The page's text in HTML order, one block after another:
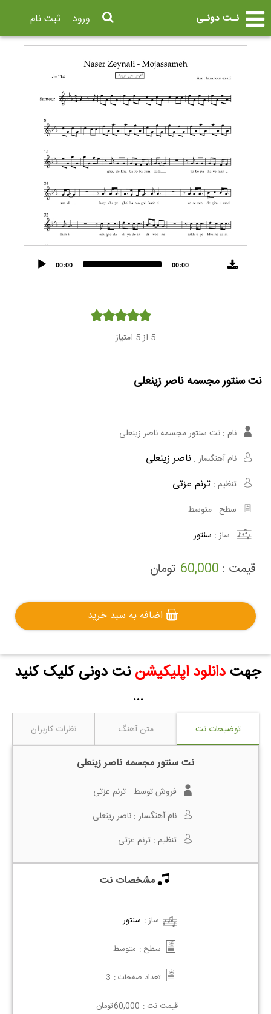
نـت دونـی ثبت نام ورود
Audio
Player
00:00 00:00
5 از 5 امتیاز
نت سنتور مجسمه ناصر زینعلی
نام : نت سنتور مجسمه ناصر زینعلی
نام آهنگساز : ناصر زینعلی
تنظیم : ترنم عزتی
سطح : متوسط
ساز : سنتور
قیمت : 60,000 تومان
اضافه به سبد خرید
جهتدانلود اپلیکیشن نت دونی کلیک کنید
...
توضیحات نت متن آهنگ نظرات کاربران
نت سنتور مجسمه ناصر زینعلی
فروش توسط : ترنم عزتی
نام آهنگساز : ناصر زینعلی
تنظیم : ترنم عزتی
مشخصات نت
ساز : سنتور
سطح : متوسط
تعداد صفحات : 3
قیمت نت : 60,000تومان